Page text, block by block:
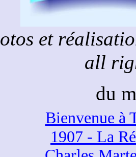
et
all
du
Bienvenue à
1907 - La